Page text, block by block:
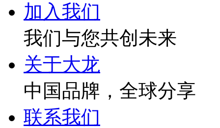
加入我们
我们与您共创未来
关于大龙
中国品牌，全球分享
联系我们